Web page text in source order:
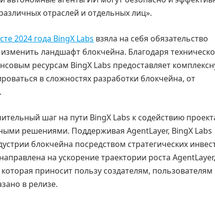
отраслей и отдельных лиц».
2024 года BingX Labs взяла на себя обязательство
ландшафт блокчейна. Благодаря
ресурсам BingX Labs предоставляет
в сложностях разработки блокчейна, от
шаг на пути BingX Labs к содействию
решениями. Поддерживая AgentLayer, BingX Labs
блокчейна посредством стратегических
на ускорение траектории роста AgentLayer,
приносит пользу создателям, пользователям
в релизе.